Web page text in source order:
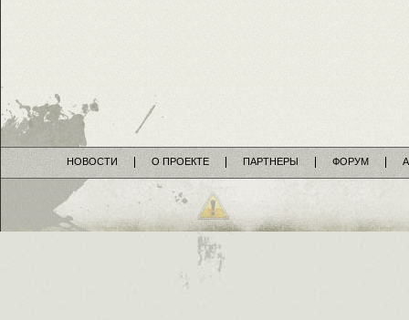
НОВОСТИ О ПРОЕКТЕ ПАРТНЕРЫ ФОРУМ